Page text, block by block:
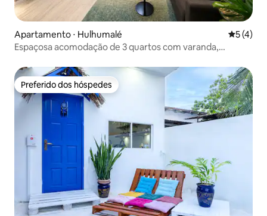
Apartamento ⋅ Hulhumalé 5 de
5 (4)
Espaçosa acomodação de 3 quartos com varanda,
Preferido dos hóspedes
Preferido dos hóspedes